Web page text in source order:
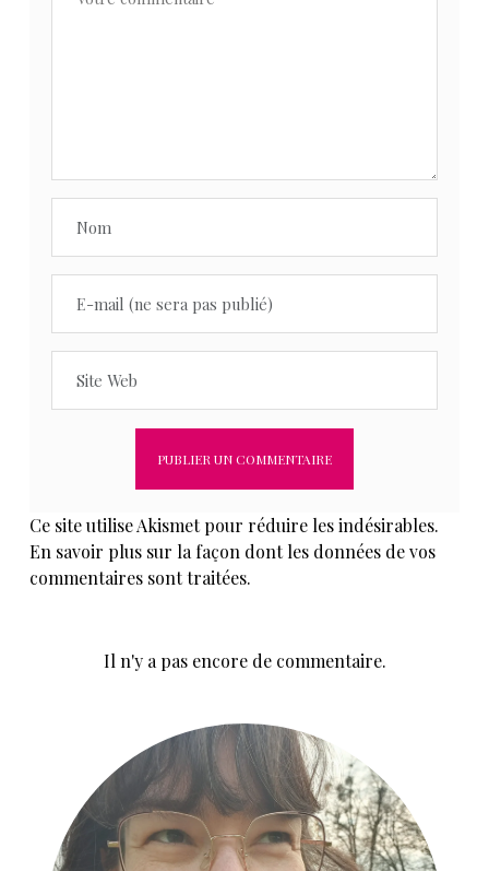
Ce site utilise Akismet pour réduire les indésirables.
En savoir plus sur la façon dont les données de vos
commentaires sont traitées.
Il n'y a pas encore de commentaire.